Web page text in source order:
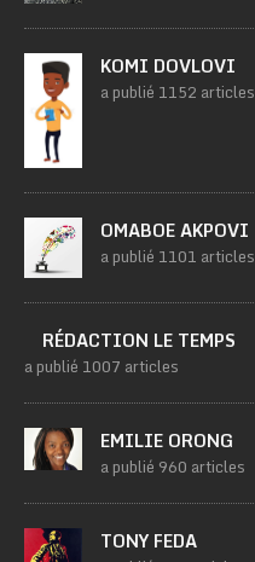
KOMI DOVLOVI
a publié 1152 articles
OMABOE AKPOVI
a publié 1101 articles
RÉDACTION LE TEMPS
a publié 1007 articles
EMILIE ORONG
a publié 960 articles
TONY FEDA